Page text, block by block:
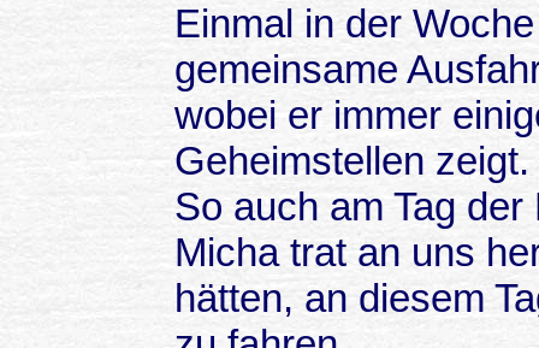
Einmal in der
gemeinsame
wobei er immer
Geheimstellen zeigt.
So auch am Tag
Micha trat an uns
hätten, an diesem